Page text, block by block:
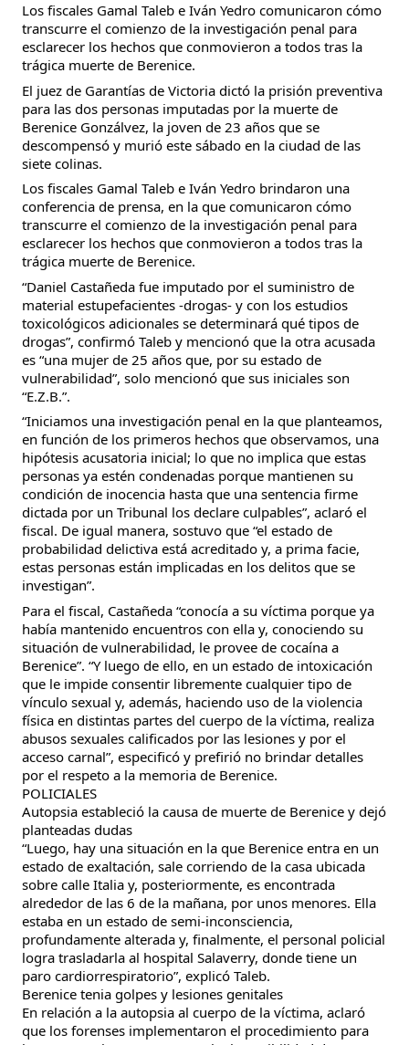
Los fiscales Gamal Taleb e Iván Yedro comunicaron cómo
transcurre el comienzo de la investigación penal para
esclarecer los hechos que conmovieron a todos tras la
trágica muerte de Berenice.
El juez de Garantías de Victoria dictó la prisión preventiva
para las dos personas imputadas por la muerte de
Berenice Gonzálvez, la joven de 23 años que se
descompensó y murió este sábado en la ciudad de las
siete colinas.
Los fiscales Gamal Taleb e Iván Yedro brindaron una
conferencia de prensa, en la que comunicaron cómo
transcurre el comienzo de la investigación penal para
esclarecer los hechos que conmovieron a todos tras la
trágica muerte de Berenice.
“Daniel Castañeda fue imputado por el suministro de
material estupefacientes -drogas- y con los estudios
toxicológicos adicionales se determinará qué tipos de
drogas”, confirmó Taleb y mencionó que la otra acusada
es “una mujer de 25 años que, por su estado de
vulnerabilidad”, solo mencionó que sus iniciales son
“E.Z.B.”.
“Iniciamos una investigación penal en la que planteamos,
en función de los primeros hechos que observamos, una
hipótesis acusatoria inicial; lo que no implica que estas
personas ya estén condenadas porque mantienen su
condición de inocencia hasta que una sentencia firme
dictada por un Tribunal los declare culpables”, aclaró el
fiscal. De igual manera, sostuvo que “el estado de
probabilidad delictiva está acreditado y, a prima facie,
estas personas están implicadas en los delitos que se
investigan”.
Para el fiscal, Castañeda “conocía a su víctima porque ya
había mantenido encuentros con ella y, conociendo su
situación de vulnerabilidad, le provee de cocaína a
Berenice”. “Y luego de ello, en un estado de intoxicación
que le impide consentir libremente cualquier tipo de
vínculo sexual y, además, haciendo uso de la violencia
física en distintas partes del cuerpo de la víctima, realiza
abusos sexuales calificados por las lesiones y por el
acceso carnal”, especificó y prefirió no brindar detalles
por el respeto a la memoria de Berenice.
POLICIALES
Autopsia estableció la causa de muerte de Berenice y dejó
planteadas dudas
“Luego, hay una situación en la que Berenice entra en un
estado de exaltación, sale corriendo de la casa ubicada
sobre calle Italia y, posteriormente, es encontrada
alrededor de las 6 de la mañana, por unos menores. Ella
estaba en un estado de semi-inconsciencia,
profundamente alterada y, finalmente, el personal policial
logra trasladarla al hospital Salaverry, donde tiene un
paro cardiorrespiratorio”, explicó Taleb.
Berenice tenia golpes y lesiones genitales
En relación a la autopsia al cuerpo de la víctima, aclaró
que los forenses implementaron el procedimiento para